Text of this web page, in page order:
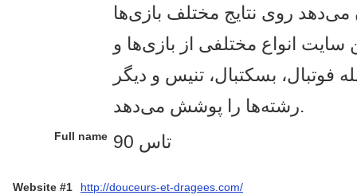
می‌دهد روی نتایج مختلف بازی‌ها
انواع مختلفی از بازی‌ها و
فوتبال، بسکتبال، تنیس و دیگر
رشته‌ها را پوشش می‌دهد.
Full name تاس 90
Website #1 http://douceurs-et-dragees.com/